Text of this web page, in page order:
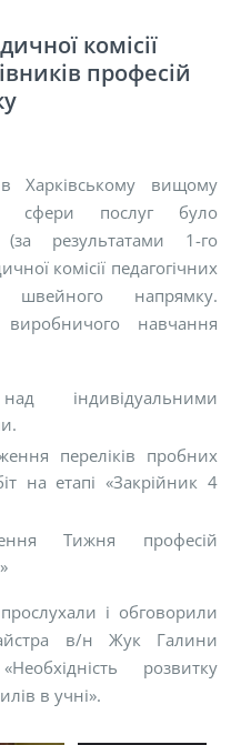
комісії
професій
вищому
сфери послуг було
результатами 1-го
комісії педагогічних
швейного напрямку.
навчання
індивідуальними
переліків пробних
на етапі «Закрійник 4
Тижня професій
і обговорили
в/н Жук Галини
розвитку
в учні».